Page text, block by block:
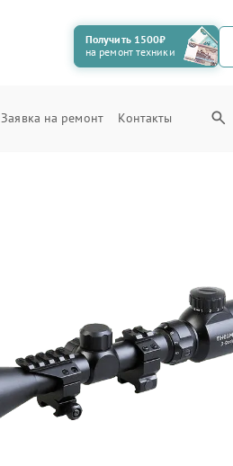
Получить 1500₽
на ремонт техники
Заявка на ремонт Контакты